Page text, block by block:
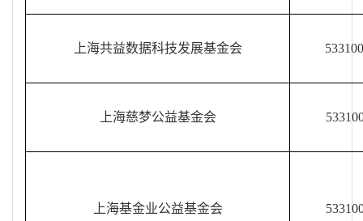
上海共益数据科技发展基金会
上海慈梦公益基金会
上海基金业公益基金会